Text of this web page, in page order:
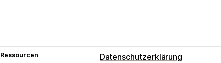
Ressourcen
Datenschutzerklärung